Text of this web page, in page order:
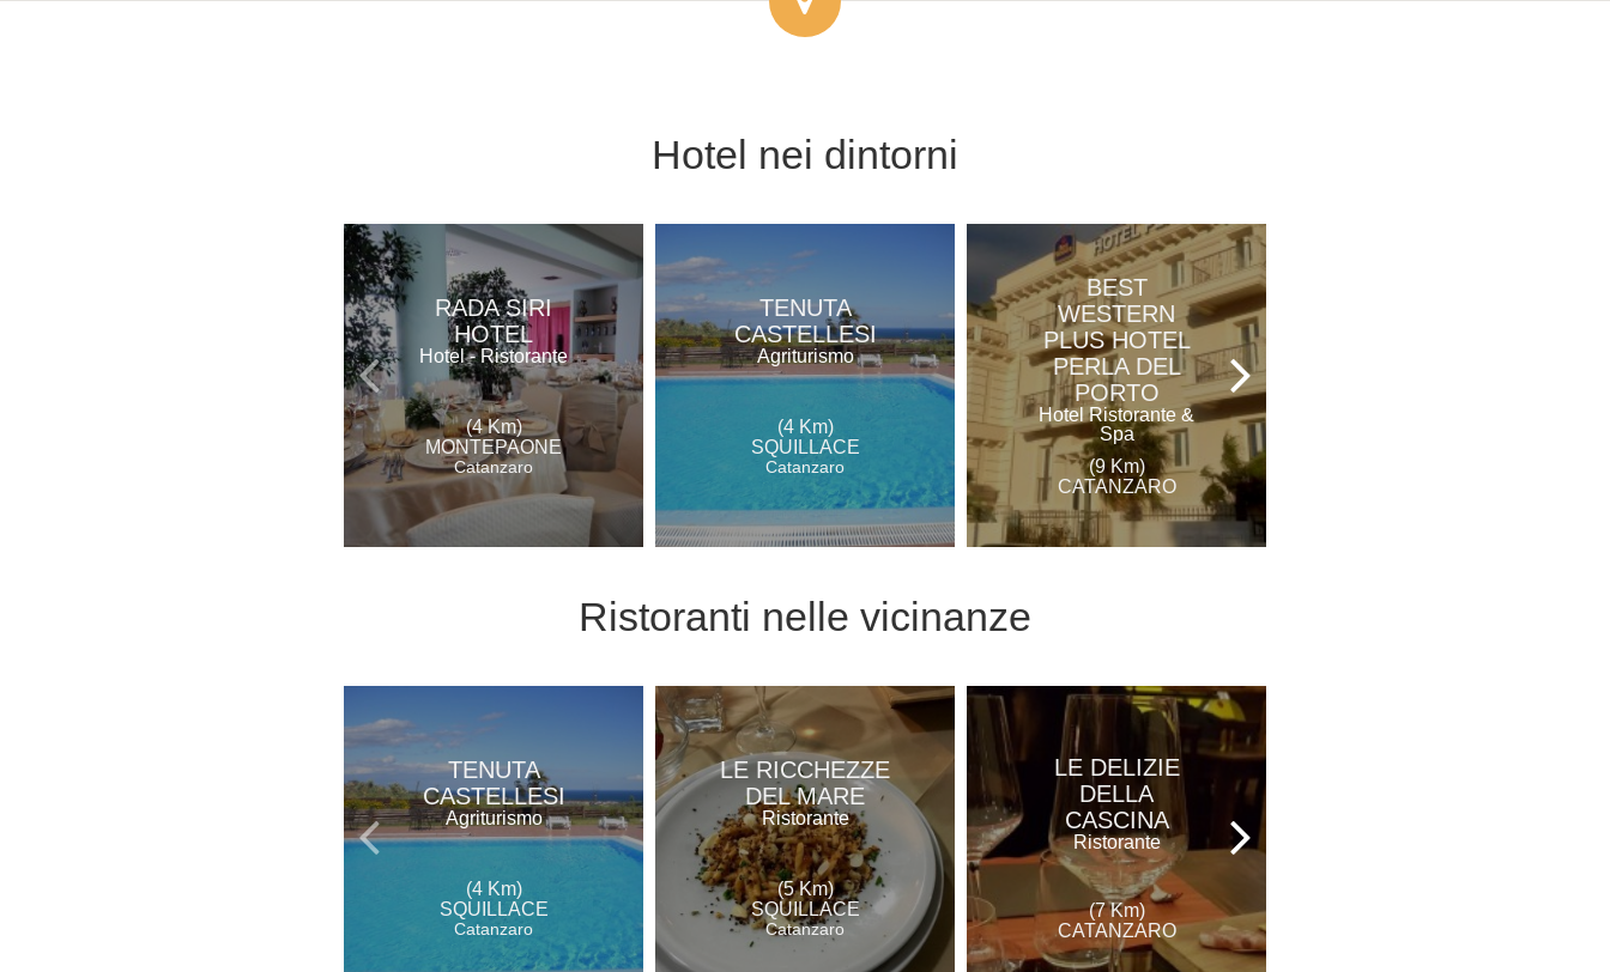
Hotel nei dintorni
RADA SIRI
HOTEL
Hotel - Ristorante
(4 Km)
MONTEPAONE
Catanzaro
TENUTA
CASTELLESI
Agriturismo
(4 Km)
SQUILLACE
Catanzaro
BEST
WESTERN
PLUS HOTEL
PERLA DEL
PORTO
Hotel Ristorante &
Spa
(9 Km)
CATANZARO
Ristoranti nelle vicinanze
TENUTA
CASTELLESI
Agriturismo
(4 Km)
SQUILLACE
Catanzaro
LE RICCHEZZE
DEL MARE
Ristorante
(5 Km)
SQUILLACE
Catanzaro
LE DELIZIE
DELLA
CASCINA
Ristorante
(7 Km)
CATANZARO